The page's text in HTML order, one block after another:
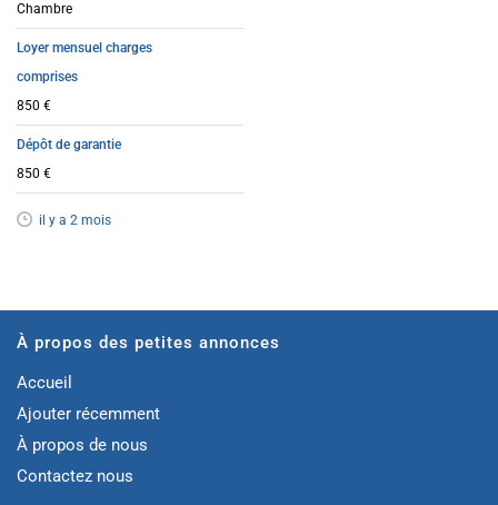
Chambre
Loyer mensuel charges
comprises
850 €
Dépôt de garantie
850 €
il y a 2 mois
À propos des petites annonces
Accueil
Ajouter récemment
À propos de nous
Contactez nous